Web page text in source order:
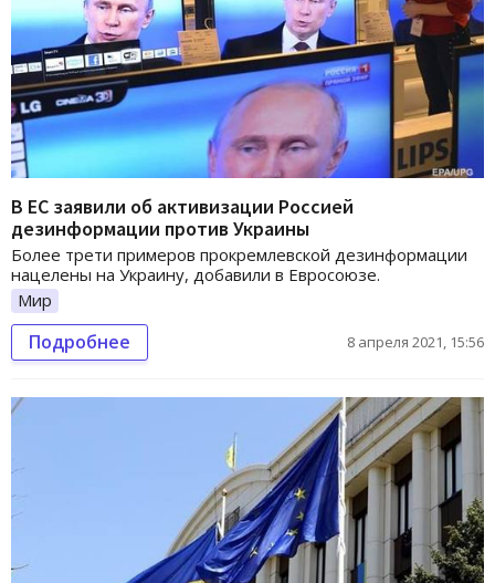
В ЕС заявили об активизации Россией
дезинформации против Украины
Более трети примеров прокремлевской дезинформации
нацелены на Украину, добавили в Евросоюзе.
Мир
Подробнее 8 апреля 2021, 15:56